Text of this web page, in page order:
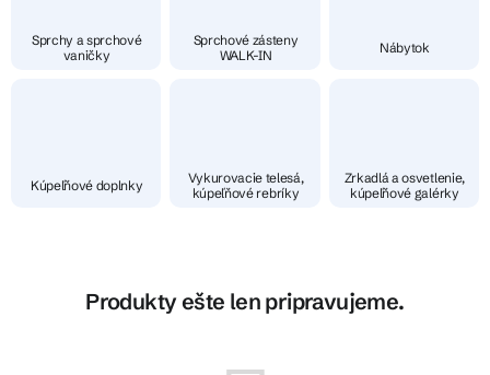
Sprchy a sprchové
vaničky
Sprchové zásteny
WALK-IN
Nábytok
Kúpeľňové doplnky
Vykurovacie telesá,
kúpeľňové rebríky
Zrkadlá a osvetlenie,
kúpeľňové galérky
Produkty ešte len pripravujeme.